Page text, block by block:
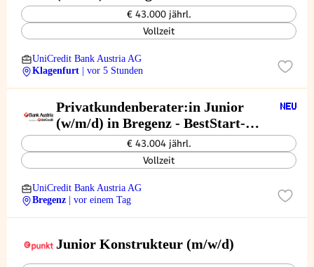
Programm € 43.000 jährl.
Vollzeit
UniCredit Bank Austria AG
Klagenfurt
| vor 5 Stunden
Privatkundenberater:in Junior
(w/m/d) in Bregenz - BestStart-
Programm € 43.004 jährl.
Vollzeit
UniCredit Bank Austria AG
Bregenz
| vor einem Tag
Junior Konstrukteur (m/w/d)